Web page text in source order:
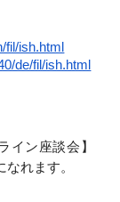
fil/ish.html
de/fil/ish.html
イン座談会】
なれます。